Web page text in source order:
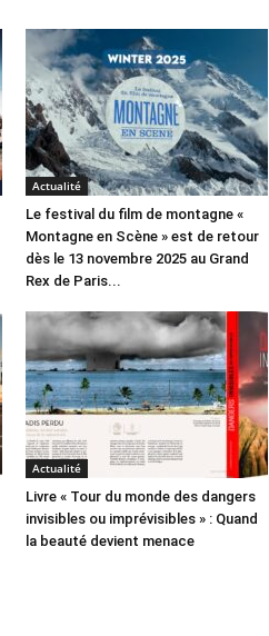
Actualité
Le festival du film de montagne «
Montagne en Scène » est de retour
dès le 13 novembre 2025 au Grand
Rex de Paris...
Actualité
Livre « Tour du monde des dangers
invisibles ou imprévisibles » : Quand
la beauté devient menace